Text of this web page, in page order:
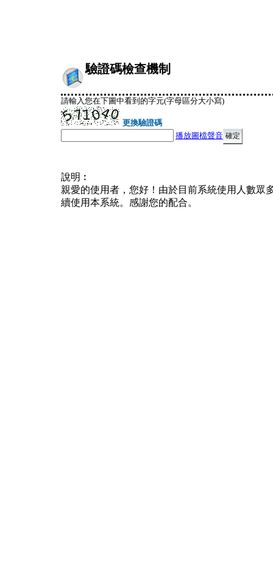
驗證碼檢查機制
請輸入您在下圖中看到的字元(字母區分大小寫)
更換驗證碼
播放圖檔聲音
說明︰
親愛的使用者，您好！由於目前系統使用人數眾
續使用本系統。感謝您的配合。